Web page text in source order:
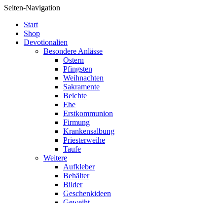
Seiten-Navigation
Start
Shop
Devotionalien
Besondere Anlässe
Ostern
Pfingsten
Weihnachten
Sakramente
Beichte
Ehe
Erstkommunion
Firmung
Krankensalbung
Priesterweihe
Taufe
Weitere
Aufkleber
Behälter
Bilder
Geschenkideen